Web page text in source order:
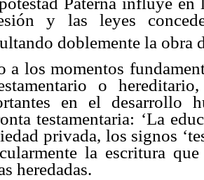
y las leyes
doblemente la obra
a los momentos
o
en el desarrollo
testamentaria: ‘La
privada, los signos
la escritura
heredadas.